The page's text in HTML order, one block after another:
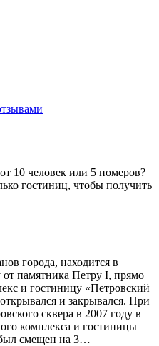
10 человек или 5 номеров?
гостиниц, чтобы получить
города, находится в
от памятника Петру I, прямо
и гостиницу «Петровский
и закрывался. При
сквера в 2007 году в
комплекса и гостиницы
смещен на 3…